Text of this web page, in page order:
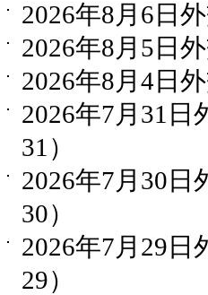
2026年8月6日
2026年8月5日
2026年8月4日
2026年7月31日
31）
2026年7月30日
30）
2026年7月29日
29）